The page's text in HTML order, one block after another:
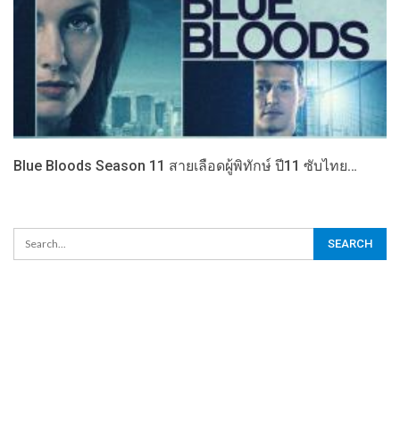
Blue Bloods Season 11 สายเลือดผู้พิทักษ์ ปี11 ซับไทย…